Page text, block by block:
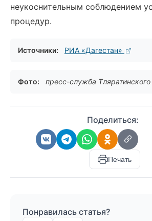
неукоснительным соблюдением
процедур.
Источники: РИА «Дагестан»
Фото: пресс-служба Тляратинского
Поделиться:
Печать
Понравилась статья?